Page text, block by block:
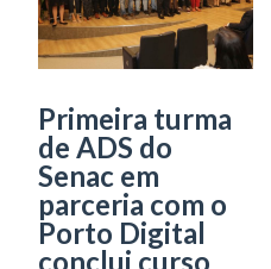
Primeira turma
de ADS do
Senac em
parceria com o
Porto Digital
conclui curso